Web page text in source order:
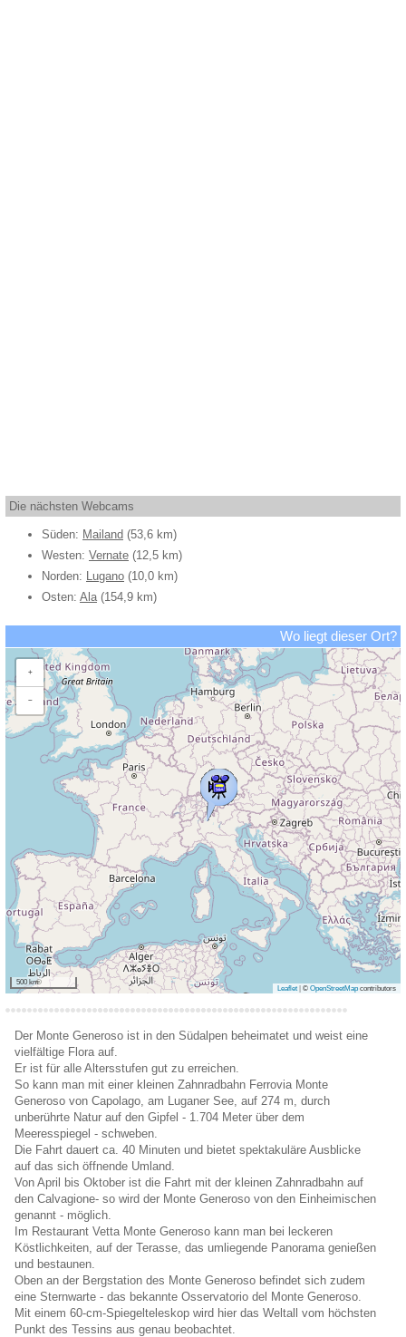
Die nächsten Webcams
Süden: Mailand (53,6 km)
Westen: Vernate (12,5 km)
Norden: Lugano (10,0 km)
Osten: Ala (154,9 km)
Wo liegt dieser Ort?
+
−
500 km
Leaflet © OpenStreetMap contributors
Der Monte Generoso ist in den Südalpen beheimatet und weist eine
vielfältige Flora auf.
Er ist für alle Altersstufen gut zu erreichen.
So kann man mit einer kleinen Zahnradbahn Ferrovia Monte
Generoso von Capolago, am Luganer See, auf 274 m, durch
unberührte Natur auf den Gipfel - 1.704 Meter über dem
Meeresspiegel - schweben.
Die Fahrt dauert ca. 40 Minuten und bietet spektakuläre Ausblicke
auf das sich öffnende Umland.
Von April bis Oktober ist die Fahrt mit der kleinen Zahnradbahn auf
den Calvagione- so wird der Monte Generoso von den Einheimischen
genannt - möglich.
Im Restaurant Vetta Monte Generoso kann man bei leckeren
Köstlichkeiten, auf der Terasse, das umliegende Panorama genießen
und bestaunen.
Oben an der Bergstation des Monte Generoso befindet sich zudem
eine Sternwarte - das bekannte Osservatorio del Monte Generoso.
Mit einem 60-cm-Spiegelteleskop wird hier das Weltall vom höchsten
Punkt des Tessins aus genau beobachtet.